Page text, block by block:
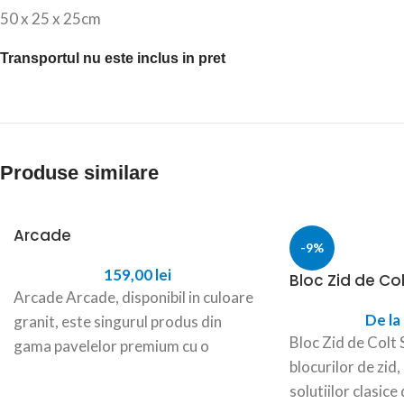
50 x 25 x 25cm
Transportul nu este inclus in pret
Produse similare
Arcade
159,00lei
Arcade Arcade, disponibil in culoare
granit, este singurul produs din
gama pavelelor premium cu o
-9%
Bloc Zid de
De la
Bloc Zid de Colt
blocurilor de
solutiilor clasice